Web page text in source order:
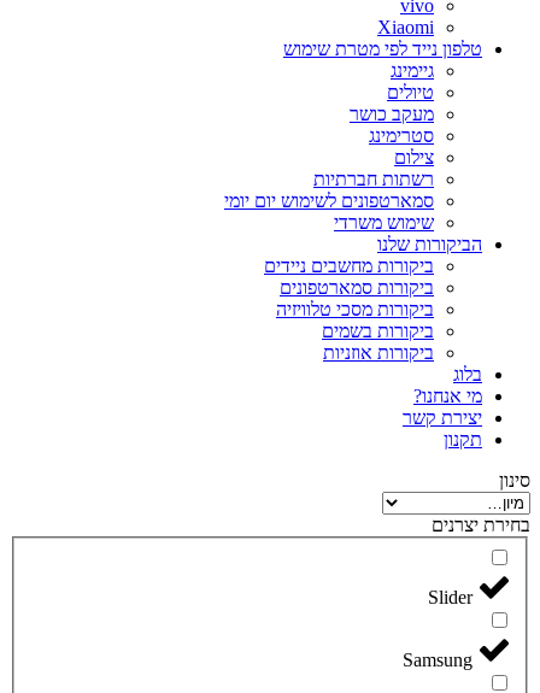
vivo
Xiaomi
טלפון נייד לפי מטרת שימוש
גיימינג
טיולים
מעקב כושר
סטרימינג
צילום
רשתות חברתיות
סמארטפונים לשימוש יום יומי
שימוש משרדי
הביקורות שלנו
ביקורות מחשבים ניידים
ביקורות סמארטפונים
ביקורות מסכי טלוויזיה
ביקורות בשמים
ביקורות אוזניות
בלוג
מי אנחנו?
יצירת קשר
תקנון
סינון
בחירת יצרנים
Slider
Samsung